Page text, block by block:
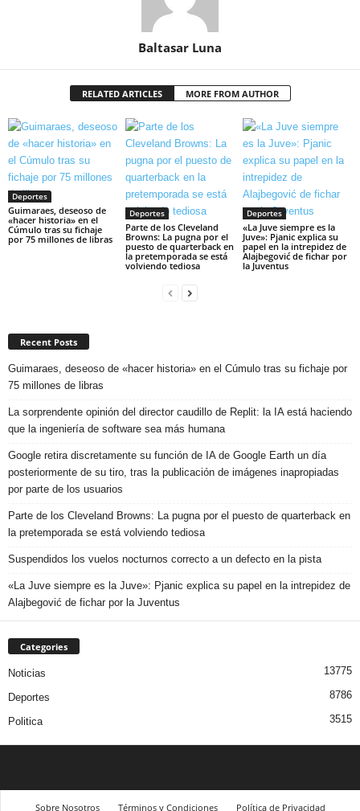
Baltasar Luna
RELATED ARTICLES MORE FROM AUTHOR
Deportes
Guimaraes, deseoso de
«hacer historia» en el
Cúmulo tras su fichaje
por 75 millones de libras
Deportes
Parte de los Cleveland
Browns: La pugna por el
puesto de quarterback en
la pretemporada se está
volviendo tediosa
Deportes
«La Juve siempre es la
Juve»: Pjanic explica su
papel en la intrepidez de
Alajbegović de fichar por
la Juventus
Recent Posts
Guimaraes, deseoso de «hacer historia» en el Cúmulo tras su fichaje por
75 millones de libras
La sorprendente opinión del director caudillo de Replit: la IA está haciendo
que la ingeniería de software sea más humana
Google retira discretamente su función de IA de Google Earth un día
posteriormente de su tiro, tras la publicación de imágenes inapropiadas
por parte de los usuarios
Parte de los Cleveland Browns: La pugna por el puesto de quarterback en
la pretemporada se está volviendo tediosa
Suspendidos los vuelos nocturnos correcto a un defecto en la pista
«La Juve siempre es la Juve»: Pjanic explica su papel en la intrepidez de
Alajbegović de fichar por la Juventus
Categories
Noticias 13775
Deportes 8786
Politica 3515
Sobre Nosotros Términos y Condiciones Política de Privacidad